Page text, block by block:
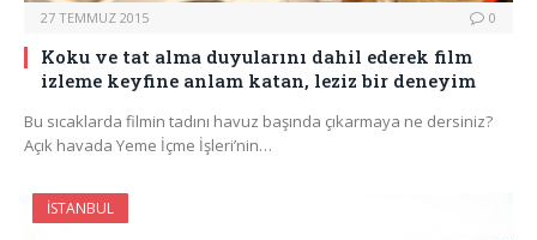
27 TEMMUZ 2015 0
Koku ve tat alma duyularını dahil ederek film
izleme keyfine anlam katan, leziz bir deneyim
Bu sıcaklarda filmin tadını havuz başında çıkarmaya ne dersiniz?
Açık havada Yeme İçme İşleri’nin…
İSTANBUL